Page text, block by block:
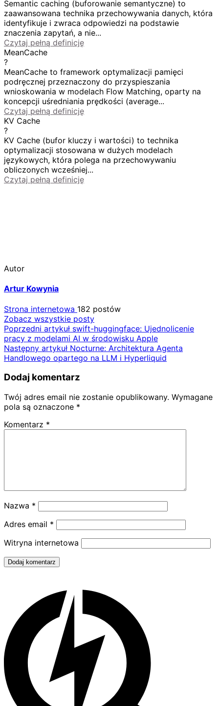
Semantic caching (buforowanie semantyczne) to
zaawansowana technika przechowywania danych, która
identyfikuje i zwraca odpowiedzi na podstawie
znaczenia zapytań, a nie...
Czytaj pełną definicję
MeanCache
?
MeanCache to framework optymalizacji pamięci
podręcznej przeznaczony do przyspieszania
wnioskowania w modelach Flow Matching, oparty na
koncepcji uśredniania prędkości (average...
Czytaj pełną definicję
KV Cache
?
KV Cache (bufor kluczy i wartości) to technika
optymalizacji stosowana w dużych modelach
językowych, która polega na przechowywaniu
obliczonych wcześniej...
Czytaj pełną definicję
Autor
Artur Kowynia
Strona internetowa 182 postów
Zobacz wszystkie posty
Nawigacja
wpisu
Poprzedni artykuł swift-huggingface: Ujednolicenie
pracy z modelami AI w środowisku Apple
Następny artykuł Nocturne: Architektura Agenta
Handlowego opartego na LLM i Hyperliquid
Dodaj komentarz
Twój adres email nie zostanie opublikowany. Wymagane
pola są oznaczone *
Komentarz *
Nazwa *
Adres email *
Witryna internetowa
Dodaj komentarz